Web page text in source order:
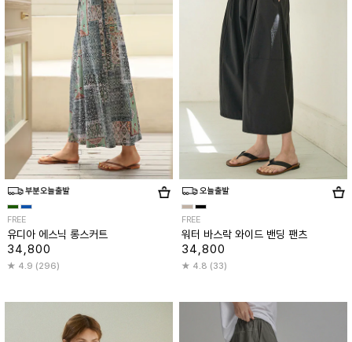
FREE
유디아 에스닉 롱스커트
34,800
4.9 (296)
FREE
워터 바스락 와이드 밴딩 팬츠
34,800
4.8 (33)